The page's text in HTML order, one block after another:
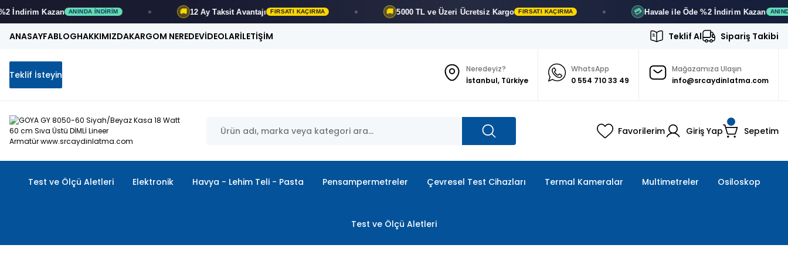
ANINDA İNDIRIM 🚚 12 Ay Taksit Avantajı FIRSATI KAÇIRMA 🚚 5000 TL ve ÜzeriÜcretsiz Kargo FIRSATI KAÇIRMA 💳 Havale ile Öde%2 İndirimKazan ANINDA İNDIRIM
ANASAYFABLOGHAKKIMIZDAKARGOM NEREDEVİDEOLARİLETİŞİM Teklif Al Sipariş Takibi
Teklif İsteyin
Neredeyiz?
İstanbul, Türkiye
WhatsApp
0 554 710 33 49
Mağazamıza Ulaşın
info@srcaydinlatma.com
Favorilerim Giriş Yap Sepetim
Test ve Ölçü Aletleri Elektronik Havya - Lehim Teli - Pasta Pensampermetreler Çevresel Test Cihazları Termal Kameralar Multimetreler Osiloskop
Test ve Ölçü Aletleri